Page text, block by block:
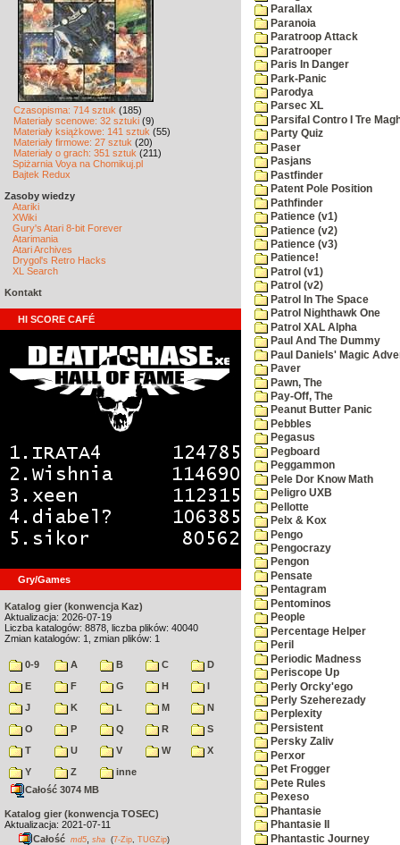
Czasopisma: 714 sztuk (185)
Materiały scenowe: 32 sztuki (9)
Materiały książkowe: 141 sztuk (55)
Materiały firmowe: 27 sztuk (20)
Materiały o grach: 351 sztuk (211)
Spiżarnia Voya na Chomikuj.pl
Bajtek Redux
Zasoby wiedzy
Atariki
XWiki
Gury's Atari 8-bit Forever
Atarimania
Atari Archives
Drygol's Retro Hacks
XL Search
Kontakt
HI SCORE CAFÉ
Gry/Games
Katalog gier (konwencja Kaz)
Aktualizacja: 2026-07-19
Liczba katalogów: 8878, liczba plików: 40040
Zmian katalogów: 1, zmian plików: 1
0-9 A B C
D
E
F G H
I
J
K L M
N
O
P Q R
S
T
U V W
X
Y
Z
inne
Całość 3074 MB
Katalog gier (konwencja TOSEC)
Aktualizacja: 2021-07-11
Całość md5 sha (7-Zip TUGZip)
Parallax
Paranoia
Paratroop Attack
Paratrooper
Paris In Danger
Park-Panic
Parodya
Parsec XL
Parsifal Contro I Tre
Party Quiz
Paser
Pasjans
Pastfinder
Patent Pole Position
Pathfinder
Patience (v1)
Patience (v2)
Patience (v3)
Patience!
Patrol (v1)
Patrol (v2)
Patrol In The Space
Patrol Nighthawk One
Patrol XAL Alpha
Paul And The Dummy
Paul Daniels' Magic
Paver
Pawn, The
Pay-Off, The
Peanut Butter Panic
Pebbles
Pegasus
Pegboard
Peggammon
Pele Dor Know Math
Peligro UXB
Pellotte
Pelx & Kox
Pengo
Pengocrazy
Pengon
Pensate
Pentagram
Pentominos
People
Percentage Helper
Peril
Periodic Madness
Periscope Up
Perly Orcky'ego
Perly Szeherezady
Perplexity
Persistent
Persky Zaliv
Perxor
Pet Frogger
Pete Rules
Pexeso
Phantasie
Phantasie II
Phantastic Journey